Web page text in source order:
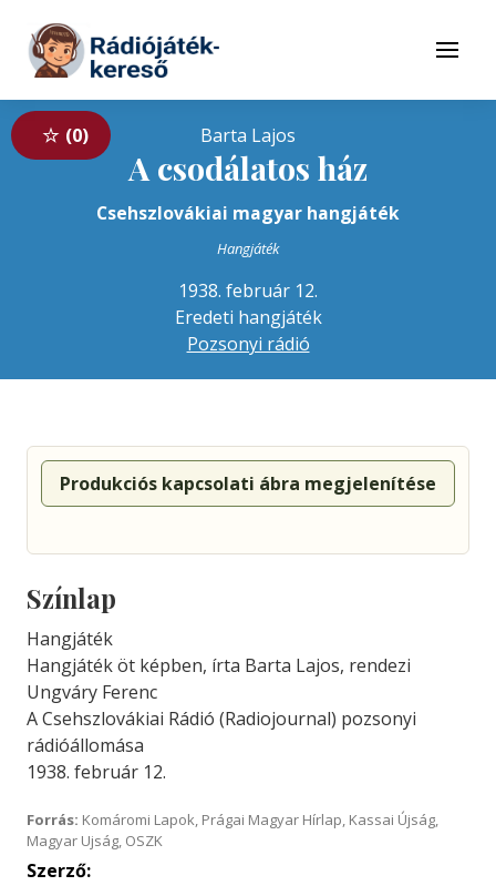
Tovább a tartalomhoz
Menü
0 Barta Lajos
A csodálatos ház
Csehszlovákiai magyar hangjáték
Hangjáték
1938. február 12.
Eredeti hangjáték
Pozsonyi rádió
Produkciós kapcsolati ábra megjelenítése
Színlap
Hangjáték
Hangjáték öt képben, írta Barta Lajos, rendezi
Ungváry Ferenc
A Csehszlovákiai Rádió (Radiojournal) pozsonyi
rádióállomása
1938. február 12.
Forrás: Komáromi Lapok, Prágai Magyar Hírlap, Kassai Újság,
Magyar Ujság, OSZK
Szerző: